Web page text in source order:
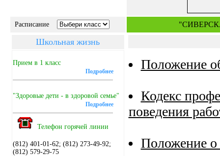
Расписание
Школьная жизнь
Прием в 1 класс
Подробнее
"Здоровые дети - в здоровой семье"
Подробнее
Телефон горячей линии
(812) 401-01-62; (812) 273-49-92;
(812) 579-29-75
Положение
Кодекс
поведения
Положение о